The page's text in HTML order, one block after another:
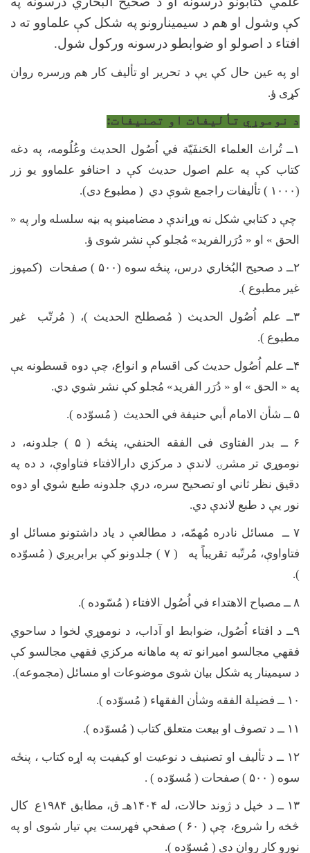
کې وشول او هم د سیمینارونو په شکل کې علماوو ته د
افتاء د اصولو او ضوابطو درسونه ورکول شول.
او په عین حال کې یې د تحریر او تألیف کار هم ورسره روان
کړی ؤ.
د نوموړي تأليفات او تصنيفات:
۱ــ تُراث العلماء الحَنفَیّة في اُصُول الحدیث وعُلُومه، په دغه
کتاب کې په علم اصول حدیث کې د احنافو علماوو یو زر
(۱۰۰۰ ) تألیفات راجمع شوې دي ( مطبوع دی).
چې د کتابي شکل نه وړاندې د مضامینو په بڼه سلسله وار په «
الحق » او « دُرَرالفرید» مُجلو کې نشر شوی ؤ.
۲ــ د صحیح البُخاري درس، پنځه سوه (۵۰۰ )
صفحات (کمپوز
غیر مطبوع ).
۳ــ علم اُصُول الحدیث ( مُصطلح الحدیث )، ( مُرتّب غیر
مطبوع ).
۴ــ علم اُصُول حدیث کی اقسام و انواع، چې دوه قسطونه یې
په « الحق » او « دُرَر الفرید» مُجلو کې نشر شوي دي.
۵ ــ شأن الامام أبي حنیفة في الحدیث ( مُسوّده ).
۶ ــ بدر الفتاوی فی الفقه الحنفي، پنځه (۵ )
جلدونه، د
نوموړي تر مشرۍ لاندې د مرکزي دارالافتاء فتاواوې، د ده په
دقیق نظر ثاني او تصحیح سره، درې جلدونه طبع شوي او دوه
نور یې د طبع لاندې دي.
۷ ــ مسائل نادره مُهمّه، د مطالعې د یاد داشتونو مسائل او
فتاواوې، مُرتّبه تقریباً په ( ۷ )
جلدونو کې برابریږي ( مُسوّده
).
۸ــ مصباح الاهتداء في اُصُول الافتاء ( مُسّوده ).
۹ــ د افتاء اُصُول، ضوابط او آداب، د نوموړي لخوا د ساحوي
فقهي مجالسو امیرانو ته په ماهانه مرکزي فقهي مجالسو کې
د سیمینار په شکل بیان شوی موضوعات او مسائل (مجموعه).
۱۰ ــ فضیلة الفقه وشأن الفقهاء ( مُسوّده ).
۱۱ ــ د تصوف او بیعت متعلق کتاب ( مُسوّده ).
۱۲ ــ د تألیف او تصنیف د نوعیت او کیفیت په اړه کتاب ، پنځه
سوه ( ۵۰۰ ) صفحات ( مُسوّده ) .
۱۳ ــ د خپل د ژوند حالات، له ۱۴۰۴هـ ق، مطابق ۱۹۸۴ع کال
څخه را شروع، چې ( ۶۰ )
صفحې فهرست یې تیار شوی او په
نورو کار روان دی ( مُسوّده ).